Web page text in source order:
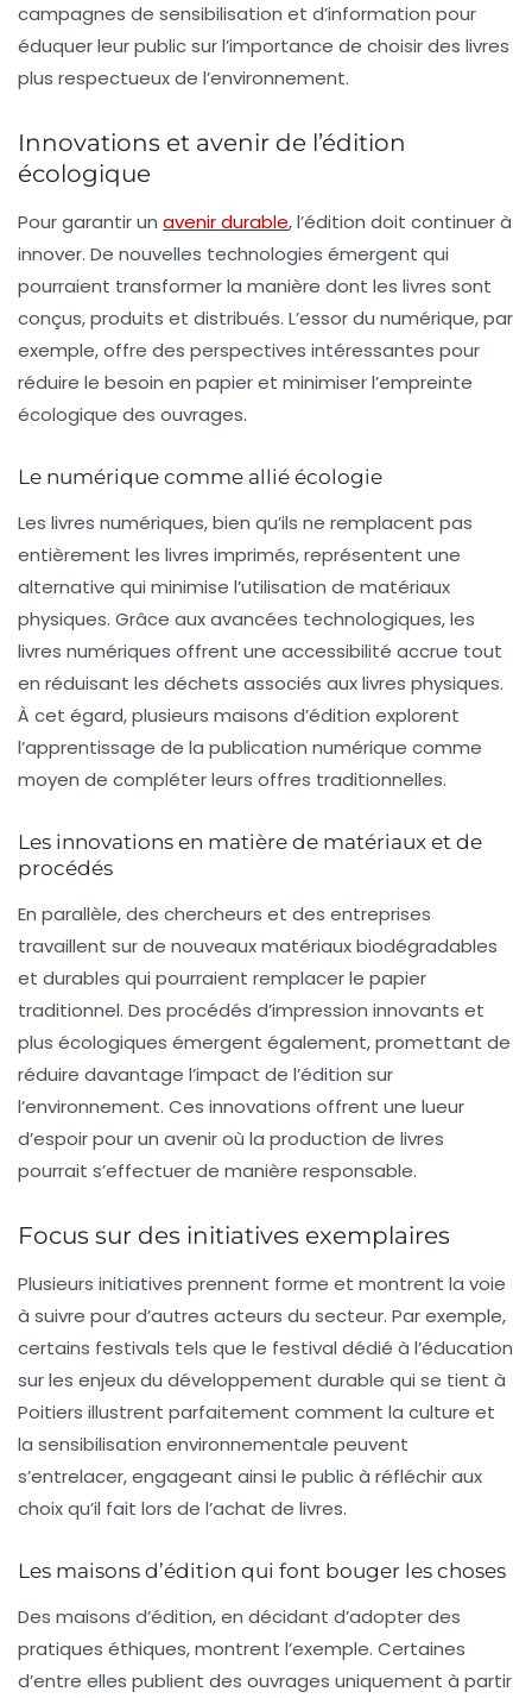
campagnes de sensibilisation et d’information pour
éduquer leur public sur l’importance de choisir des livres
plus respectueux de l’environnement.
Innovations et avenir de l’édition
écologique
Pour garantir un avenir durable, l’édition doit continuer à
innover. De nouvelles technologies émergent qui
pourraient transformer la manière dont les livres sont
conçus, produits et distribués. L’essor du numérique, par
exemple, offre des perspectives intéressantes pour
réduire le besoin en papier et minimiser l’empreinte
écologique des ouvrages.
Le numérique comme allié écologie
Les livres numériques, bien qu’ils ne remplacent pas
entièrement les livres imprimés, représentent une
alternative qui minimise l’utilisation de matériaux
physiques. Grâce aux avancées technologiques, les
livres numériques offrent une accessibilité accrue tout
en réduisant les déchets associés aux livres physiques.
À cet égard, plusieurs maisons d’édition explorent
l’apprentissage de la publication numérique comme
moyen de compléter leurs offres traditionnelles.
Les innovations en matière de matériaux et de
procédés
En parallèle, des chercheurs et des entreprises
travaillent sur de nouveaux matériaux biodégradables
et durables qui pourraient remplacer le papier
traditionnel. Des procédés d’impression innovants et
plus écologiques émergent également, promettant de
réduire davantage l’impact de l’édition sur
l’environnement. Ces innovations offrent une lueur
d’espoir pour un avenir où la production de livres
pourrait s’effectuer de manière responsable.
Focus sur des initiatives exemplaires
Plusieurs initiatives prennent forme et montrent la voie
à suivre pour d’autres acteurs du secteur. Par exemple,
certains festivals tels que le festival dédié à l’éducation
sur les enjeux du développement durable qui se tient à
Poitiers illustrent parfaitement comment la culture et
la sensibilisation environnementale peuvent
s’entrelacer, engageant ainsi le public à réfléchir aux
choix qu’il fait lors de l’achat de livres.
Les maisons d’édition qui font bouger les choses
Des maisons d’édition, en décidant d’adopter des
pratiques éthiques, montrent l’exemple. Certaines
d’entre elles publient des ouvrages uniquement à partir